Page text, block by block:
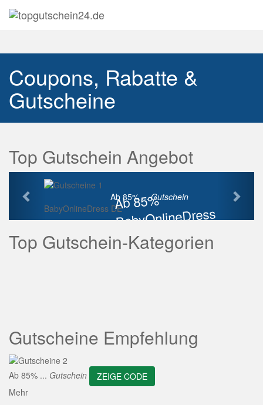
Coupons, Rabatte &
Gutscheine
Top Gutschein Angebot
Ab 85%
BabyOnlineDress
Rabatt
Ab 85% ...Gutschein
BabyOnlineDress DE
Vorherige
Top Gutschein-Kategorien
Gutscheine Empfehlung
Ab 85% ... Gutschein
ZEIGE CODE
Mehr